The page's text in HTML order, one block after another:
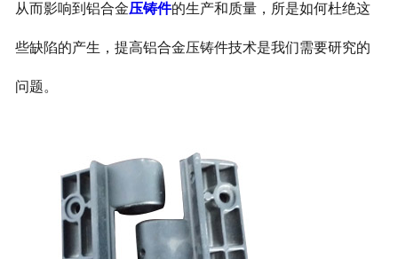
视频中心
从而影响到铝合金压铸件的生产和质量，所是如何杜绝这
些缺陷的产生，提高铝合金压铸件技术是我们需要研究的
问题。